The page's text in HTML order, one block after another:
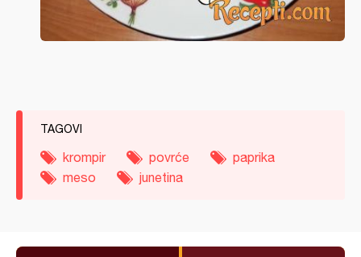
TAGOVI
krompir povrće
paprika
meso
junetina